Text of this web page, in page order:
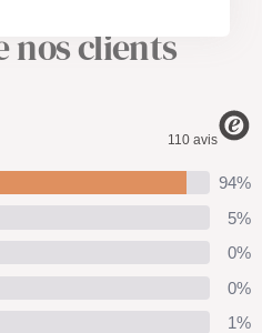
nos clients